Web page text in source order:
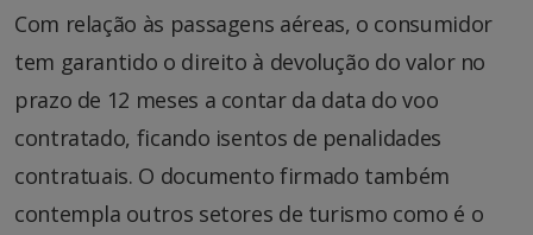
Com relação às passagens aéreas, o consumidor
tem garantido o direito à devolução do valor no
prazo de 12 meses a contar da data do voo
contratado, ficando isentos de penalidades
contratuais. O documento firmado também
contempla outros setores de turismo como é o